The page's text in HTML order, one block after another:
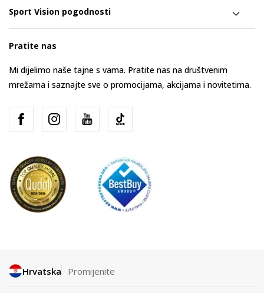
Sport Vision pogodnosti
Pratite nas
Mi dijelimo naše tajne s vama. Pratite nas na društvenim
mrežama i saznajte sve o promocijama, akcijama i novitetima.
Hrvatska Promijenite